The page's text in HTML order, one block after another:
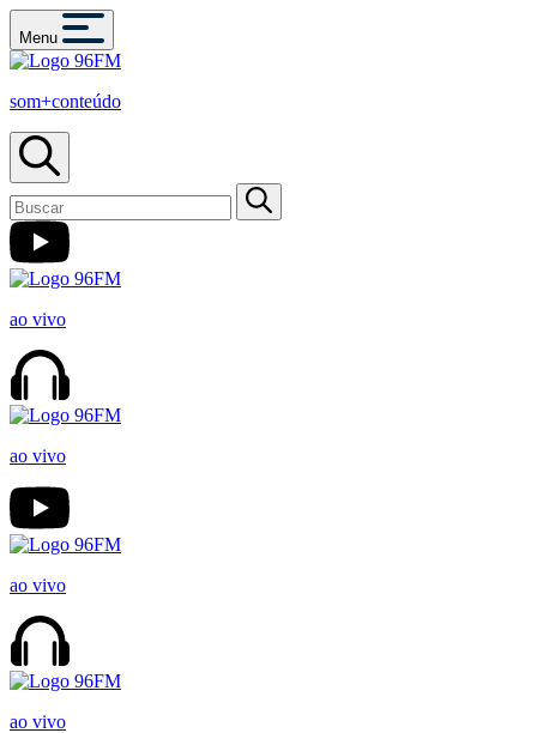
Menu
som+conteúdo
ao vivo
ao vivo
ao vivo
ao vivo